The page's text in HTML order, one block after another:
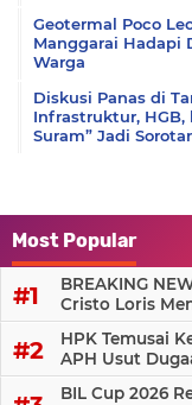
Geotermal Poco
Manggarai Hadapi
Warga
Diskusi Panas di
Infrastruktur, HGB,
Suram” Jadi
Most Popular
BREAKING
Cristo Loris
HPK Temusai
APH Usut
BIL Cup 2026